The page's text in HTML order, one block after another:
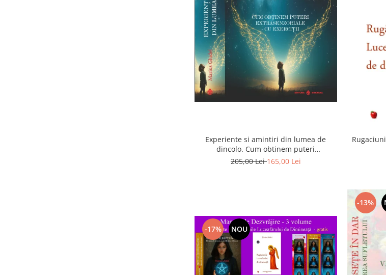
Experiente si amintiri din lumea de
dincolo. Cum obtinem puteri
extrasenzoriale - cu exercitii
205,00 Lei165,00 Lei
-17% NOU
-13%